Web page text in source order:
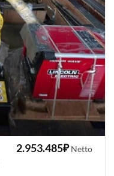
2.953.485₽ Netto